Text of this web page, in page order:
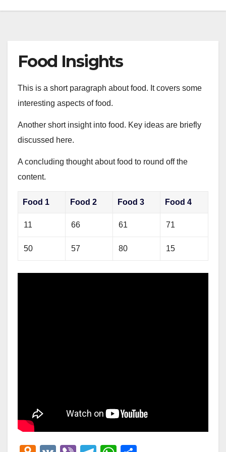
Food Insights
This is a short paragraph about food. It covers some
interesting aspects of food.
Another short insight into food. Key ideas are briefly
discussed here.
A concluding thought about food to round off the
content.
Food 1 Food 2 Food 3 Food 4
11 66 61 71
50 57 80 15